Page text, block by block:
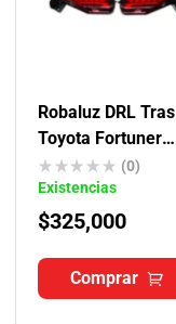
Robaluz DRL Tras
Toyota Fortuner
2017 +
(0)
Existencias
$325,000
Comprar